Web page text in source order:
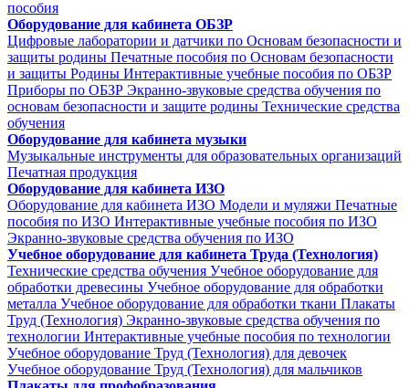
пособия
Оборудование для кабинета ОБЗР
Цифровые лаборатории и датчики по Основам безопасности и
защиты родины Печатные пособия по Основам безопасности
и защиты Родины Интерактивные учебные пособия по ОБЗР
Приборы по ОБЗР Экранно-звуковые средства обучения по
основам безопасности и защите родины Технические средства
обучения
Оборудование для кабинета музыки
Музыкальные инструменты для образовательных организаций
Печатная продукция
Оборудование для кабинета ИЗО
Оборудование для кабинета ИЗО Модели и муляжи Печатные
пособия по ИЗО Интерактивные учебные пособия по ИЗО
Экранно-звуковые средства обучения по ИЗО
Учебное оборудование для кабинета Труда (Технология)
Технические средства обучения Учебное оборудование для
обработки древесины Учебное оборудование для обработки
металла Учебное оборудование для обработки ткани Плакаты
Труд (Технология) Экранно-звуковые средства обучения по
технологии Интерактивные учебные пособия по технологии
Учебное оборудование Труд (Технология) для девочек
Учебное оборудование Труд (Технология) для мальчиков